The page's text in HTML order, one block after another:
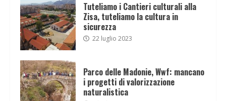
Tuteliamo i Cantieri culturali alla
Zisa, tuteliamo la cultura in
sicurezza
22 luglio 2023
Parco delle Madonie, Wwf: mancano
i progetti di valorizzazione
naturalistica